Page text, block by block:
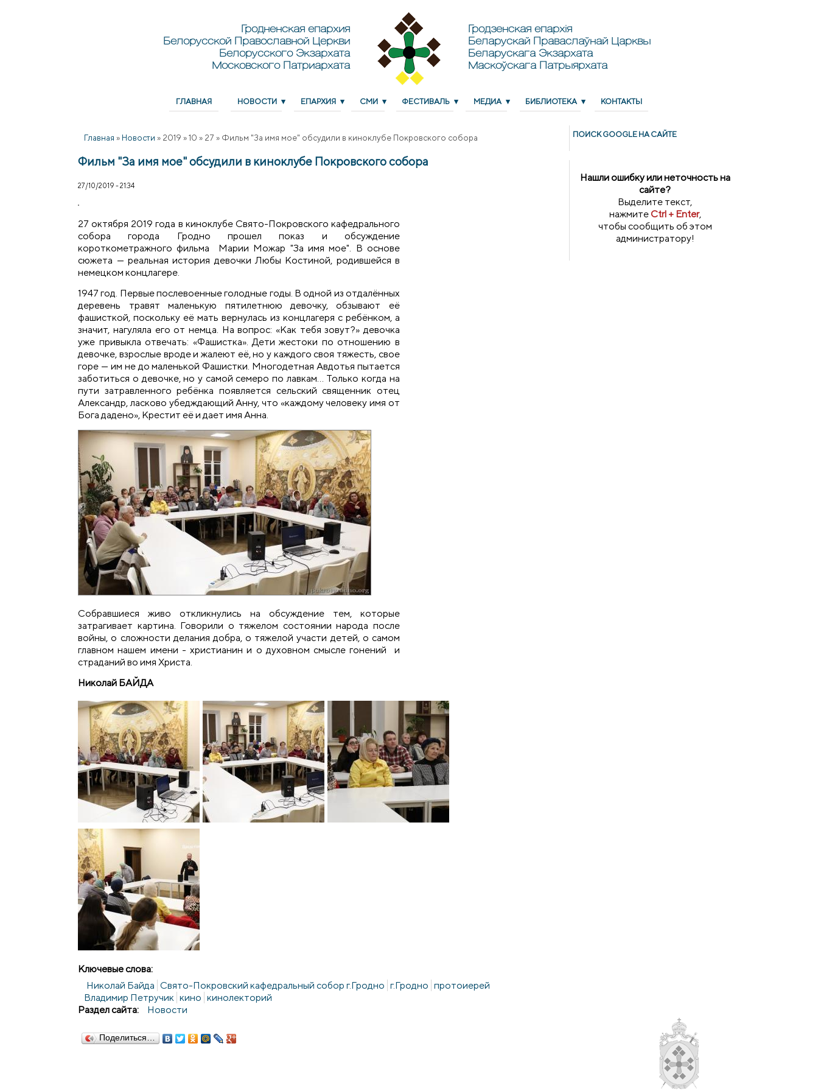
Гродненская епархия
Белорусской Православной Церкви
Белорусского Экзархата
Московского Патриархата
Гродзенская епархія
Беларускай Праваслаўнай Царквы
Беларускага Экзархата
Маскоўскага Патрыярхата
ГЛАВНАЯ НОВОСТИ ЕПАРХИЯ СМИ ФЕСТИВАЛЬ МЕДИА БИБЛИОТЕКА КОНТАКТЫ
Главная » Новости » 2019 » 10 » 27 » Фильм "За имя мое" обсудили в киноклубе Покровского собора
Фильм "За имя мое" обсудили в киноклубе Покровского собора
27/10/2019 - 21:34
27 октября 2019 года в киноклубе Свято-Покровского кафедрального
собора города Гродно прошел показ и обсуждение
короткометражного фильма Марии Можар "За имя мое". В основе
сюжета — реальная история девочки Любы Костиной, родившейся в
немецком концлагере.
1947 год. Первые послевоенные голодные годы. В одной из отдалённых
деревень травят маленькую пятилетнюю девочку, обзывают её
фашисткой, поскольку её мать вернулась из концлагеря с ребёнком, а
значит, нагуляла его от немца. На вопрос: «Как тебя зовут?» девочка
уже привыкла отвечать: «Фашистка». Дети жестоки по отношению в
девочке, взрослые вроде и жалеют её, но у каждого своя тяжесть, свое
горе — им не до маленькой Фашистки. Многодетная Авдотья пытается
заботиться о девочке, но у самой семеро по лавкам… Только когда на
пути затравленного ребёнка появляется сельский священник отец
Александр, ласково убедждающий Анну, что «каждому человеку имя от
Бога дадено», Крестит её и дает имя Анна.
Собравшиеся живо откликнулись на обсуждение тем, которые
затрагивает картина. Говорили о тяжелом состоянии народа после
войны, о сложности делания добра, о тяжелой участи детей, о самом
главном нашем имени - христианин и о духовном смысле гонений и
страданий во имя Христа.
Николай БАЙДА
Ключевые слова:
Николай Байда Свято-Покровский кафедральный собор г.Гродно г.Гродно протоиерей
Владимир Петручик кино кинолекторий
Раздел сайта:
Новости
Поделиться…
ПОИСК GOОGLE НА САЙТЕ
Нашли ошибку или неточность на
сайте?
Выделите текст,
нажмитеCtrl + Enter,
чтобы сообщить об этом
администратору!